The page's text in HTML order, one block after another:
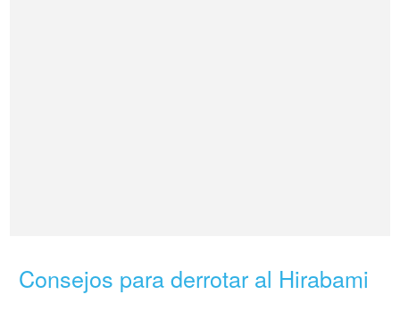
Consejos para derrotar al Hirabami